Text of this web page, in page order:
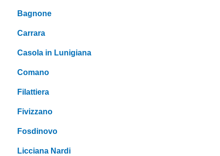
Bagnone
Carrara
Casola in Lunigiana
Comano
Filattiera
Fivizzano
Fosdinovo
Licciana Nardi